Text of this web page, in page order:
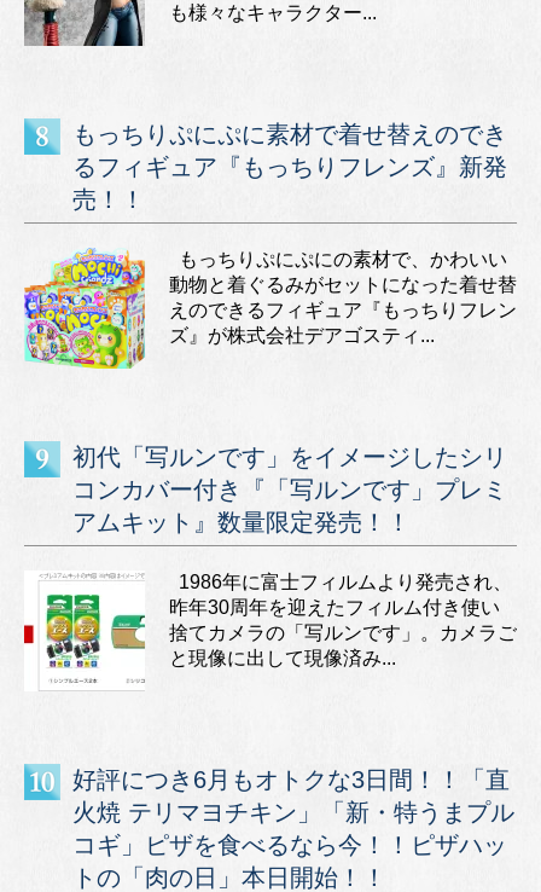
も様々なキャラクター...
もっちりぷにぷに素材で着せ替えのでき
るフィギュア『もっちりフレンズ』新発
売！！
もっちりぷにぷにの素材で、かわいい
動物と着ぐるみがセットになった着せ替
えのできるフィギュア『もっちりフレン
ズ』が株式会社デアゴスティ...
初代「写ルンです」をイメージしたシリ
コンカバー付き『「写ルンです」プレミ
アムキット』数量限定発売！！
1986年に富士フィルムより発売され、
昨年30周年を迎えたフィルム付き使い
捨てカメラの「写ルンです」。カメラご
と現像に出して現像済み...
好評につき6月もオトクな3日間！！「直
火焼 テリマヨチキン」「新・特うまプル
コギ」ピザを食べるなら今！！ピザハッ
トの「肉の日」本日開始！！